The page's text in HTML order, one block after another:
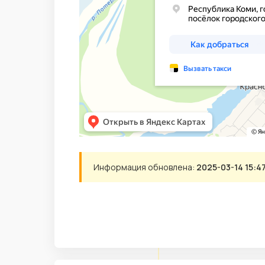
Информация обновлена: 2025-03-14